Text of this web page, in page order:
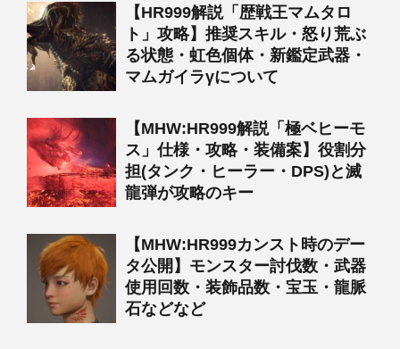
【HR999解説「歴戦王マムタロ
ト」攻略】推奨スキル・怒り荒ぶ
る状態・虹色個体・新鑑定武器・
マムガイラγについて
【MHW:HR999解説「極ベヒーモ
ス」仕様・攻略・装備案】役割分
担(タンク・ヒーラー・DPS)と滅
龍弾が攻略のキー
【MHW:HR999カンスト時のデー
タ公開】モンスター討伐数・武器
使用回数・装飾品数・宝玉・龍脈
石などなど